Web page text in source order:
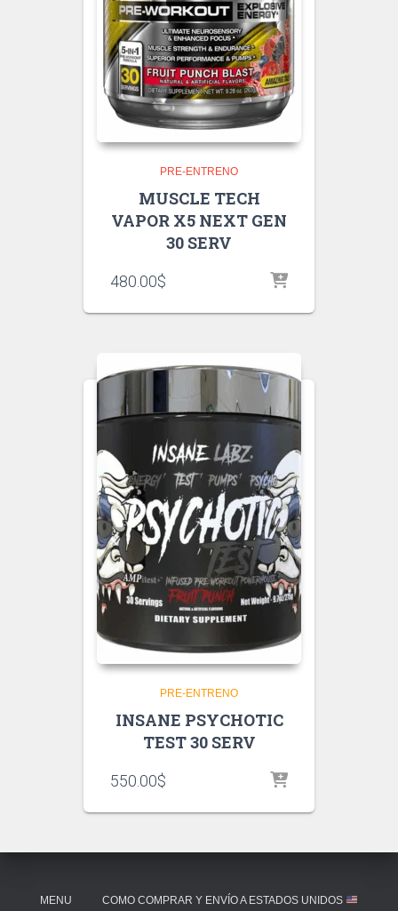
PRE-ENTRENO
MUSCLE TECH
VAPOR X5 NEXT GEN
30 SERV
480.00$
PRE-ENTRENO
INSANE PSYCHOTIC
TEST 30 SERV
550.00$
MENU COMO COMPRAR Y ENVÍO A ESTADOS UNIDOS